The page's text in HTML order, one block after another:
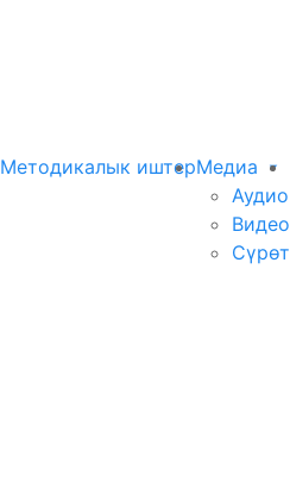
Методикалык иштерМедиа
Аудио
Видео
Сүрөт